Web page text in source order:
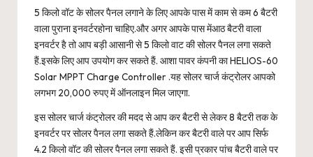
5 किलो वॉट के सोलर पैनल लगाने के लिए आपके पास में काम से कम 6 बैटरी
वाला पुराना इनवर्टरहोना चाहिए.और अगर आपके पास मेंआठ बैटरी वाला
इनवर्टर है तो आप बड़ी आसानी से 5 किलो वाट की सोलर पैनल लगा सकते
हैं.इसके लिए आप उपयोग कर सकते हैं. आशा पावर कंपनी का HELIOS-60
Solar MPPT Charge Controller .यह सोलर चार्ज कंट्रोलर आपको
लगभग 20,000 रुपए में ऑनलाइन मिल जाएगा.
इस सोलर चार्ज कंट्रोलर की मदद से आप कर बैटरी से लेकर 8 बैटरी तक के
इनवर्टर पर सोलर पैनल लगा सकते हैं.लेकिन कर बैटरी वाले पर आप सिर्फ
4.2 किलो वॉट की सोलर पैनल लगा सकते हैं. इसी प्रकार पांच बैटरी वाले पर